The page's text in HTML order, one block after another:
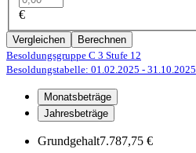
€
Vergleichen
Berechnen
Besoldungsgruppe C 3 Stufe 12
Besoldungstabelle: 01.02.2025 - 31.10.2025
Monatsbeträge
Jahresbeträge
Grundgehalt7.787,75 €